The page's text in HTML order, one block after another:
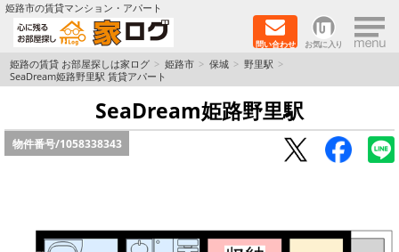
姫路市の賃貸マンション・アパート
問い合わせ お気に入り ×
TOPページ
ペットOK物件
保証人不要物件
姫路の賃貸 お部屋探しは家ログ 姫路市 保城
野里駅
SeaDream姫路野里駅 賃貸アパート
SeaDream姫路野里駅
物件番号/1058338343